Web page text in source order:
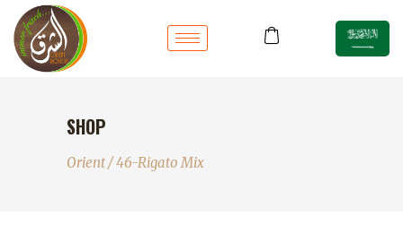
SHOP
Orient/46-Rigato Mix